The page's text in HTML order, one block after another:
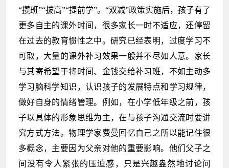
“攒班”“拔高”“提前学”。“双减”政策实施后，孩子有了
更多自主的课外时间，很多家长一时不适应，还停留
在过去的教育惯性之中。研究已经表明，过度学习不
可取，大量的课外补习效果一般并不尽如人意。家长
与其寄希望于将时间、金钱交给补习班，不如主动多
学习脑科学知识，认识孩子的发展特点和学习规律，
做好自身的情绪管理。例如，在小学低年级之前，孩
子以具体的形象思维为主，在与孩子沟通交流时要讲
究方式方法。物理学家费曼回忆自己之所以能记住很
多概念，主要因为父亲对他的重要影响。他们父子之
间没有令人紧张的压迫感，只是兴趣盎然地讨论问